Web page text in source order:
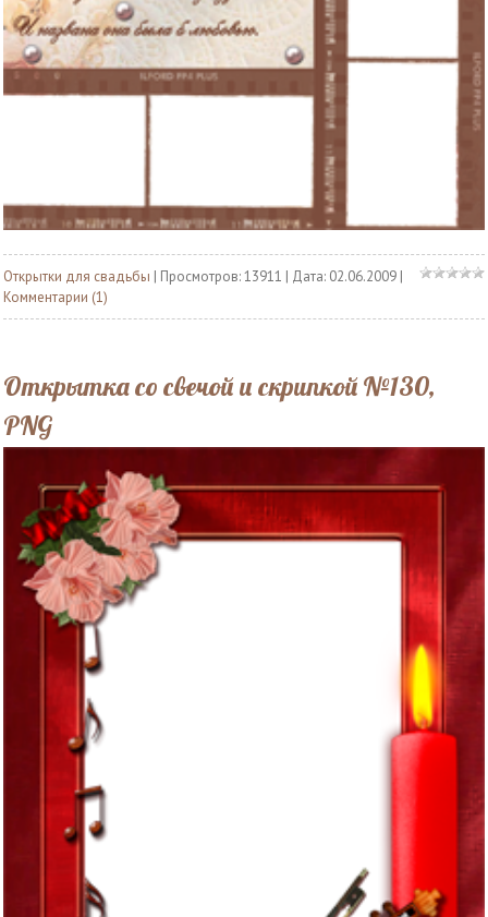
Открытки для свадьбы | Просмотров: 13911 | Дата: 02.06.2009 |
Комментарии (1)
Открытка со свечой и скрипкой №130,
PNG